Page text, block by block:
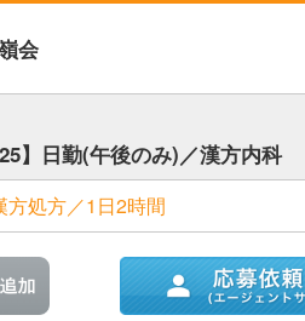
会
】日勤(午後のみ)／漢方内科
方処方／1日2時間
検討中リストに追加